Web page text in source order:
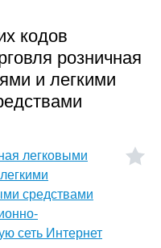
кодов
розничная
и легкими
легковыми
средствами
сеть Интернет